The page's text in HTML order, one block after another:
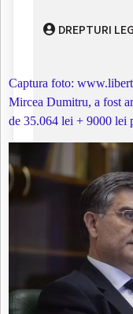
DREPTURI
Captura foto:
Mircea Dumitru, a fost
de 35.064 lei + 9000 lei